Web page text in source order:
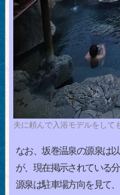
夫に頼んで入浴モデルをして
なお、坂巻温泉の源泉は
が、現在掲示されている
源泉は駐車場方向を見て